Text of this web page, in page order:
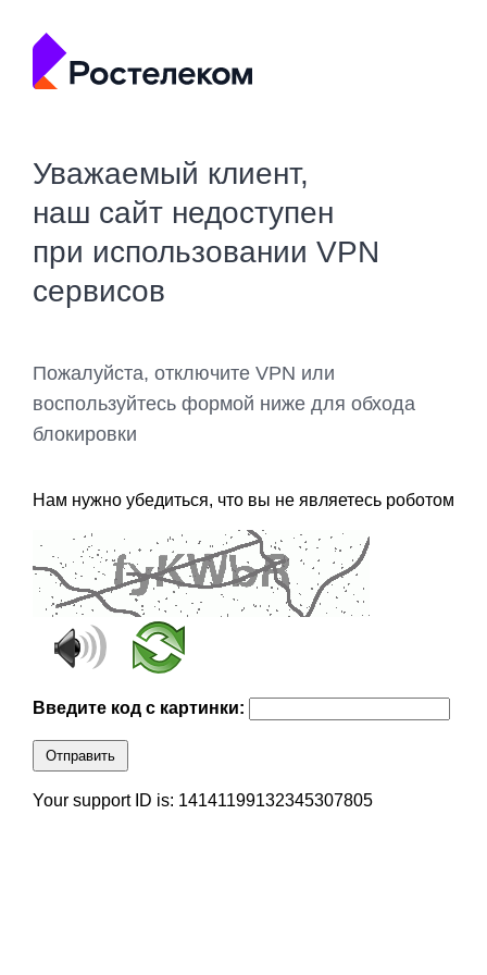
Уважаемый клиент,
наш сайт недоступен
при использовании VPN
сервисов
Пожалуйста, отключите VPN или
воспользуйтесь формой ниже для обхода
блокировки
Нам нужно убедиться, что вы не являетесь роботом
Введите код с картинки:
Отправить
Your support ID is: 14141199132345307805